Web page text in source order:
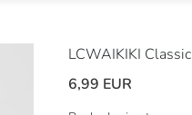
LCWAIKIKI Classic
6,99 EUR